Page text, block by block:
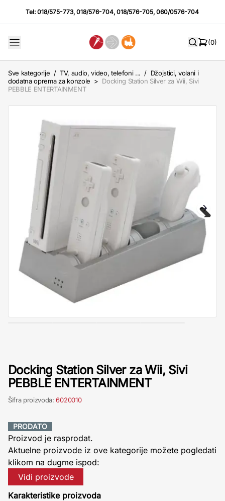
Tel:018/575-773,018/576-704,018/576-705,060/0576-704
(0)
Sve kategorije / TV, audio, video, telefoni ... / Džojstici, volani i
dodatna oprema za konzole > Docking Station Silver za Wii, Sivi
PEBBLE ENTERTAINMENT
Docking Station Silver za Wii, Sivi
PEBBLE ENTERTAINMENT
Šifra proizvoda:6020010
PRODATO
Proizvod je rasprodat.
Aktuelne proizvode iz ove kategorije možete pogledati
klikom na dugme ispod:
Vidi proizvode
Karakteristike proizvoda